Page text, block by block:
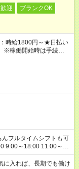
迎
ブランクOK
時給1800円～★日払い
※稼働開始時は手続き完
9:00～18:00 11:00～
法令に基づき、週20時
入れば、長期でも働け